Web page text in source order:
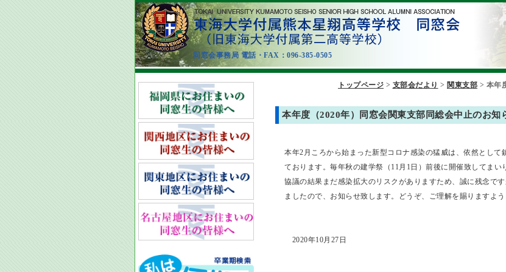
同窓会事務局 電話・FAX：096-385-0505
トップページ > 支部会だより > 関東支部 > 本年
本年度（2020年）同窓会関東支部同総会中止のお知
本年2月ころから始まった新型コロナ感染の猛威は、依然とし
ております。毎年秋の建学祭（11月1日）前後に開催致してまい
協議の結果まだ感染拡大のリスクがありますため、誠に残念で
ましたので、お知らせ致します。どうぞ、ご理解を賜りますよ
2020年10月27日